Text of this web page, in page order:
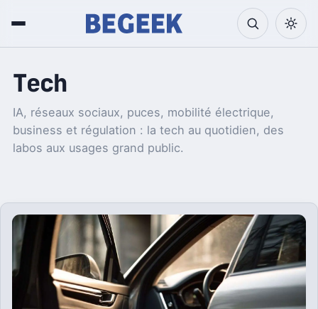
Tech
IA, réseaux sociaux, puces, mobilité électrique,
business et régulation : la tech au quotidien, des
labos aux usages grand public.